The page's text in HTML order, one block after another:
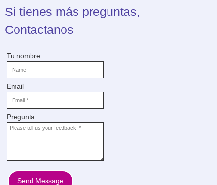
Si tienes más preguntas,
Contactanos
Tu nombre
Email
Pregunta
Send Message